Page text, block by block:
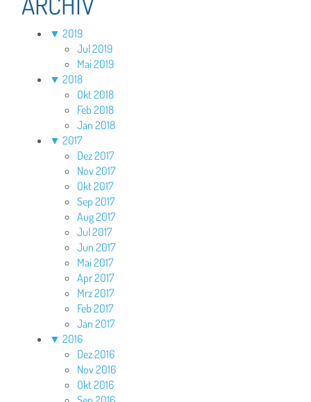
▼ 2019
Jul 2019
Mai 2019
▼ 2018
Okt 2018
Feb 2018
Jan 2018
▼ 2017
Dez 2017
Nov 2017
Okt 2017
Sep 2017
Aug 2017
Jul 2017
Jun 2017
Mai 2017
Apr 2017
Mrz 2017
Feb 2017
Jan 2017
▼ 2016
Dez 2016
Nov 2016
Okt 2016